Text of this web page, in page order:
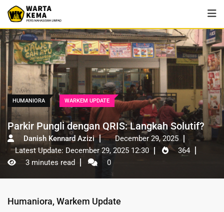
HUMANIORA WARKEM UPDATE
Parkir Pungli dengan QRIS: Langkah Solutif?
Danish Kennard Azizi
December 29, 2025
Latest Update: December 29, 2025 12:30
364
3 minutes read
0
Humaniora, Warkem Update